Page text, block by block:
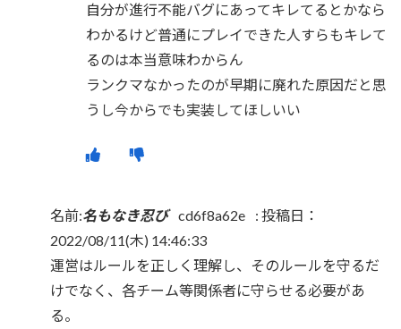
自分が進行不能バグにあってキレてるとかなら
わかるけど普通にプレイできた人すらもキレて
るのは本当意味わからん
ランクマなかったのが早期に廃れた原因だと思
うし今からでも実装してほしいい
名前:名もなき忍び cd6f8a62e : 投稿日：
2022/08/11(木) 14:46:33
運営はルールを正しく理解し、そのルールを守るだ
けでなく、各チーム等関係者に守らせる必要があ
る。